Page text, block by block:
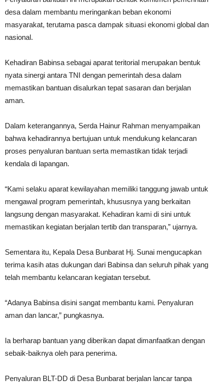
desa dalam membantu meringankan beban ekonomi
masyarakat, terutama pasca dampak situasi ekonomi global dan
nasional.
Kehadiran Babinsa sebagai aparat teritorial merupakan bentuk
nyata sinergi antara TNI dengan pemerintah desa dalam
memastikan bantuan disalurkan tepat sasaran dan berjalan
aman.
Dalam keterangannya, Serda Hainur Rahman menyampaikan
bahwa kehadirannya bertujuan untuk mendukung kelancaran
proses penyaluran bantuan serta memastikan tidak terjadi
kendala di lapangan.
“Kami selaku aparat kewilayahan memiliki tanggung jawab untuk
mengawal program pemerintah, khususnya yang berkaitan
langsung dengan masyarakat. Kehadiran kami di sini untuk
memastikan kegiatan berjalan tertib dan transparan,” ujarnya.
Sementara itu, Kepala Desa Bunbarat Hj. Sunai mengucapkan
terima kasih atas dukungan dari Babinsa dan seluruh pihak yang
telah membantu kelancaran kegiatan tersebut.
“Adanya Babinsa disini sangat membantu kami. Penyaluran
aman dan lancar,” pungkasnya.
Ia berharap bantuan yang diberikan dapat dimanfaatkan dengan
sebaik-baiknya oleh para penerima.
Penyaluran BLT-DD di Desa Bunbarat berjalan lancar tanpa